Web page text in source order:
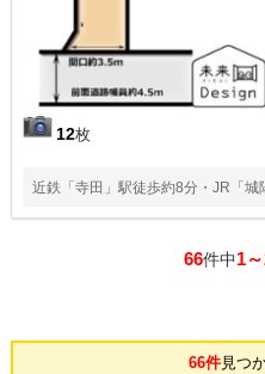
12枚
近鉄「寺田」駅徒歩約8分・JR「城
66件中1
66件見つ